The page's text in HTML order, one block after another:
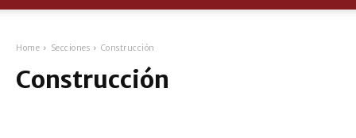
Home Secciones Construcción
Construcción